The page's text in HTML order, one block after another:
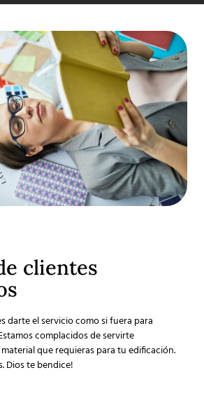
clientes
darte el servicio como si fuera para
complacidos de servirte
que requieras para tu edificación.
Dios te bendice!